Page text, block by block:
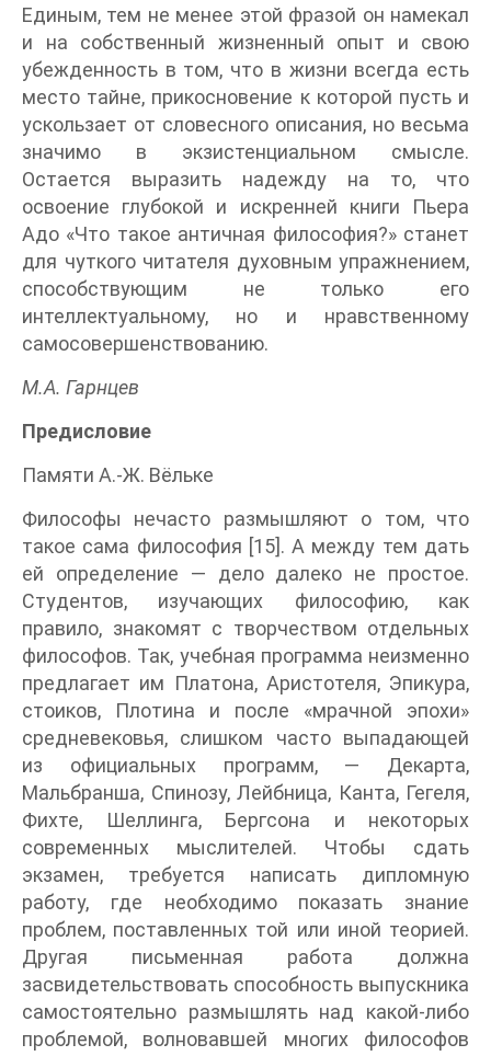
Единым, тем не менее этой фразой он намекал
и на собственный жизненный опыт и свою
убежденность в том, что в жизни всегда есть
место тайне, прикосновение к которой пусть и
ускользает от словесного описания, но весьма
значимо в экзистенциальном смысле.
Остается выразить надежду на то, что
освоение глубокой и искренней книги Пьера
Адо «Что такое античная философия?» станет
для чуткого читателя духовным упражнением,
способствующим не только его
интеллектуальному, но и нравственному
самосовершенствованию.
М.А. Гарнцев
Предисловие
Памяти А.-Ж. Вёльке
Философы нечасто размышляют о том, что
такое сама философия [15]. А между тем дать
ей определение — дело далеко не простое.
Студентов, изучающих философию, как
правило, знакомят с творчеством отдельных
философов. Так, учебная программа неизменно
предлагает им Платона, Аристотеля, Эпикура,
стоиков, Плотина и после «мрачной эпохи»
средневековья, слишком часто выпадающей
из официальных программ, — Декарта,
Мальбранша, Спинозу, Лейбница, Канта, Гегеля,
Фихте, Шеллинга, Бергсона и некоторых
современных мыслителей. Чтобы сдать
экзамен, требуется написать дипломную
работу, где необходимо показать знание
проблем, поставленных той или иной теорией.
Другая письменная работа должна
засвидетельствовать способность выпускника
самостоятельно размышлять над какой-либо
проблемой, волновавшей многих философов